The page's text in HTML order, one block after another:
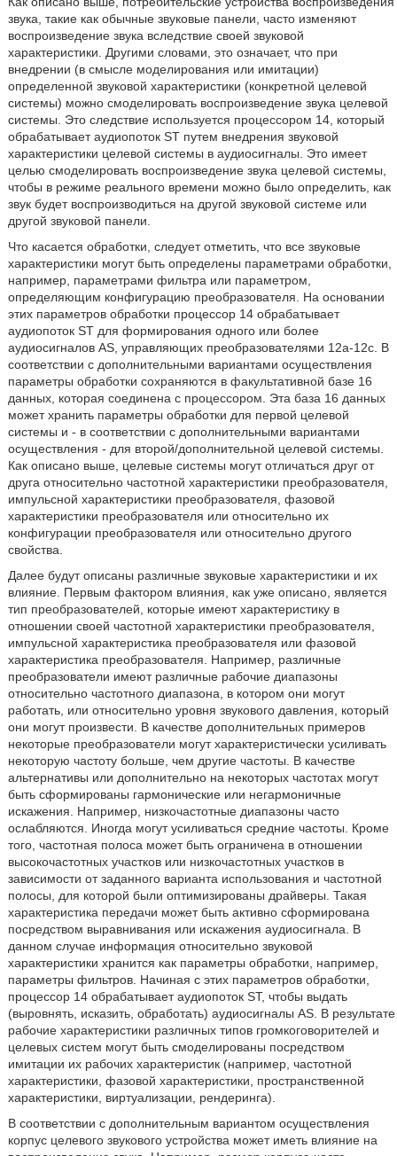
звука, такие как обычные звуковые панели, часто изменяют
воспроизведение звука вследствие своей звуковой
характеристики. Другими словами, это означает, что при
внедрении (в смысле моделирования или имитации)
определенной звуковой характеристики (конкретной целевой
системы) можно смоделировать воспроизведение звука целевой
системы. Это следствие используется процессором 14, который
обрабатывает аудиопоток ST путем внедрения звуковой
характеристики целевой системы в аудиосигналы. Это имеет
целью смоделировать воспроизведение звука целевой системы,
чтобы в режиме реального времени можно было определить, как
звук будет воспроизводиться на другой звуковой системе или
другой звуковой панели.
Что касается обработки, следует отметить, что все звуковые
характеристики могут быть определены параметрами обработки,
например, параметрами фильтра или параметром,
определяющим конфигурацию преобразователя. На основании
этих параметров обработки процессор 14 обрабатывает
аудиопоток ST для формирования одного или более
аудиосигналов AS, управляющих преобразователями 12a-12c. В
соответствии с дополнительными вариантами осуществления
параметры обработки сохраняются в факультативной базе 16
данных, которая соединена с процессором. Эта база 16 данных
может хранить параметры обработки для первой целевой
системы и - в соответствии с дополнительными вариантами
осуществления - для второй/дополнительной целевой системы.
Как описано выше, целевые системы могут отличаться друг от
друга относительно частотной характеристики преобразователя,
импульсной характеристики преобразователя, фазовой
характеристики преобразователя или относительно их
конфигурации преобразователя или относительно другого
свойства.
Далее будут описаны различные звуковые характеристики и их
влияние. Первым фактором влияния, как уже описано, является
тип преобразователей, которые имеют характеристику в
отношении своей частотной характеристики преобразователя,
импульсной характеристика преобразователя или фазовой
характеристика преобразователя. Например, различные
преобразователи имеют различные рабочие диапазоны
относительно частотного диапазона, в котором они могут
работать, или относительно уровня звукового давления, который
они могут произвести. В качестве дополнительных примеров
некоторые преобразователи могут характеристически усиливать
некоторую частоту больше, чем другие частоты. В качестве
альтернативы или дополнительно на некоторых частотах могут
быть сформированы гармонические или негармоничные
искажения. Например, низкочастотные диапазоны часто
ослабляются. Иногда могут усиливаться средние частоты. Кроме
того, частотная полоса может быть ограничена в отношении
высокочастотных участков или низкочастотных участков в
зависимости от заданного варианта использования и частотной
полосы, для которой были оптимизированы драйверы. Такая
характеристика передачи может быть активно сформирована
посредством выравнивания или искажения аудиосигнала. В
данном случае информация относительно звуковой
характеристики хранится как параметры обработки, например,
параметры фильтров. Начиная с этих параметров обработки,
процессор 14 обрабатывает аудиопоток ST, чтобы выдать
(выровнять, исказить, обработать) аудиосигналы AS. В результате
рабочие характеристики различных типов громкоговорителей и
целевых систем могут быть смоделированы посредством
имитации их рабочих характеристик (например, частотной
характеристики, фазовой характеристики, пространственной
характеристики, виртуализации, рендеринга).
В соответствии с дополнительным вариантом осуществления
корпус целевого звукового устройства может иметь влияние на